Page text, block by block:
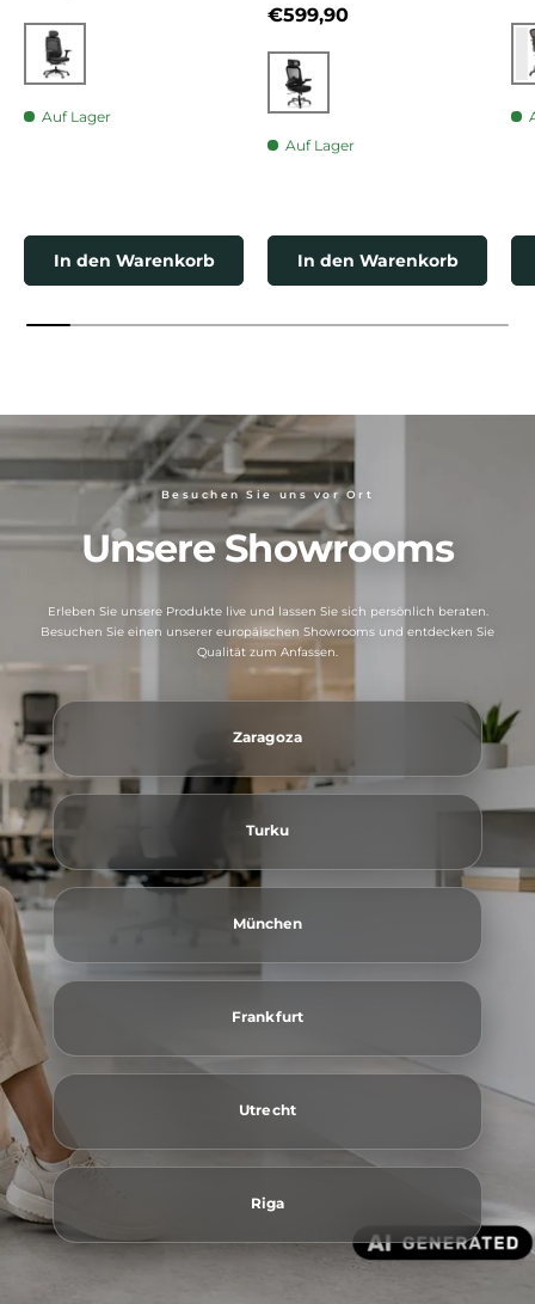
Schwarz
Auf Lager
In den Warenkorb
Normaler Preis
€599,90
Schwarz
Auf Lager
In den Warenkorb
Besuchen Sie uns vor Ort
Unsere Showrooms
Erleben Sie unsere Produkte live und lassen Sie sich persönlich beraten.
Besuchen Sie einen unserer europäischen Showrooms und entdecken Sie
Qualität zum Anfassen.
Zaragoza
Turku
München
Frankfurt
Utrecht
Riga